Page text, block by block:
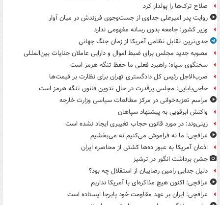
صلاح ترک‌ها را پولدار کرد
روایت پدر امیرعلی جداوی از جست‌وجوی فرزندش در میان آوار
وزیر کشور: جامعه بدون رسانه مفهومی ندارد
جدی‌ترین تقابل نظامی آمریکا از زمان جنگ جهانی
مصوبه جدید مجلس برای ضبط اموال و دارایی عاملان جنایات بین‌المللی
سخنگوی سپاه: راهبرد فعلی ما حفظ تنگه هرمز است
ضرب‌الاجل رئیس کل دادگستری تهران برای نظارت بر قیمت‌ها
حاجی‌بابایی: مجلس پرقدرت در حال تدوین قانون تنگه هرمز است
مراسم تعزیه‌خوانی در مرکز مطالعات سیاسی وزارت خارجه
واکنش ابرقویی به پیشنهاد سپاهان
زینی‌وند: در مورد قانون حجاب تغییری ایجاد نشده است
عراقچی: ما نه فراموش می‌کنیم نه می‌بخشیم
اذعان آمریکا به عبور ده‌ها کشتی از محاصره ایران
جشن برداشت انگور در ترشیز
دلیل جدایی رامین رضاییان از استقلال چه بود؟
عراقچی: اکنون هیچ مذاکره‌ای با آمریکا نداریم
عراقچی: ایران بر عهد مقاومت خود پابرجا ایستاده است